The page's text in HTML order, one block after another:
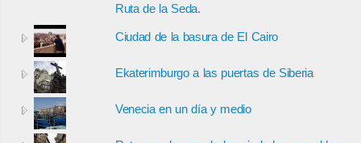
Ruta de la Seda.
Ciudad de la basura de El Cairo
Ekaterimburgo a las puertas de Siberia
Venecia en un día y medio